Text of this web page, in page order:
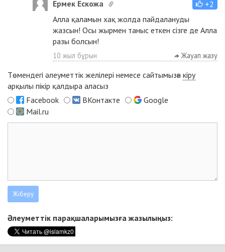
Ермек Ескожа
+2
Алла қаламын хақ жолда пайдалануды
жазсын! Осы жырмен таныс еткен сізге де Алла
разы болсын!
10 жыл бұрын Жауап жазу
Төмендегі әлеуметтік желілері немесе сайтымызға кіру
арқылы пікір қалдыра аласыз
Facebook
ВКонтакте
Google
Mail.ru
Әлеуметтік парақшаларымызға жазылыңыз: